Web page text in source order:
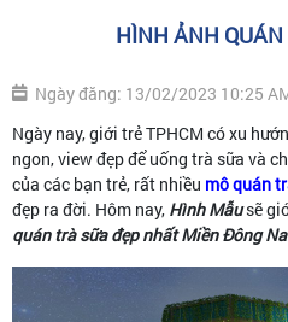
HÌNH ẢNH
Ngày đăng: 13/02/2023 10:25
Ngày nay, giới trẻ TPHCM có xu
ngon, view đẹp để uống trà sữa và
của các bạn trẻ, rất nhiều mô quán
đẹp ra đời. Hôm nay, Hình Mẫusẽ
quán trà sữa đẹp nhất Miền Đông